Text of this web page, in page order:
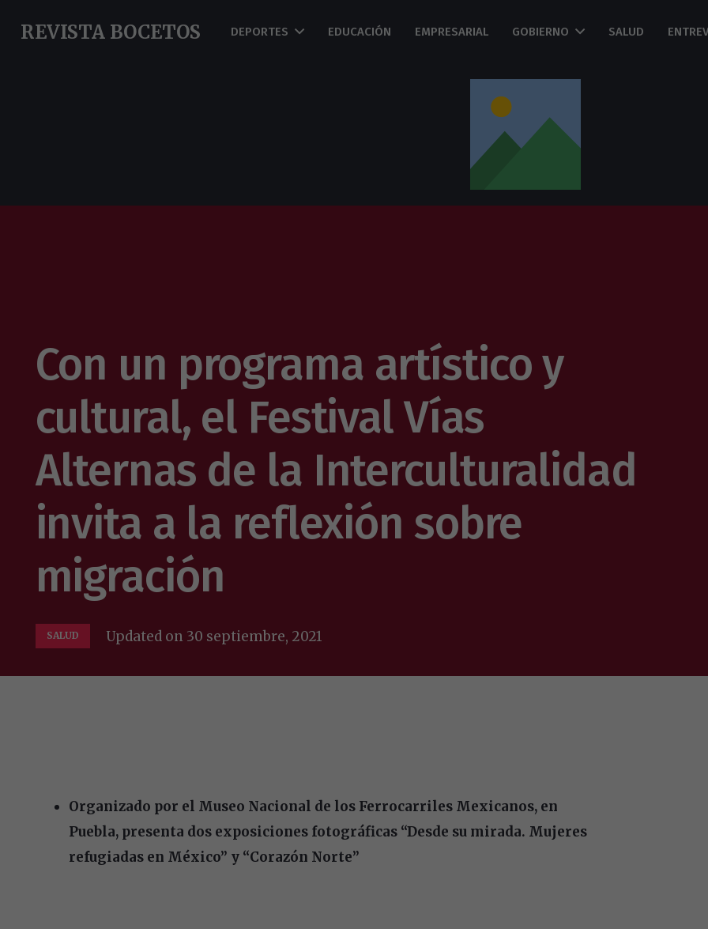
REVISTA BOCETOS DEPORTES EDUCACIÓN EMPRESARIAL GOBIERNO SALUD
Con un programa artístico y
cultural, el Festival Vías
Alternas de la Interculturalidad
invita a la reflexión sobre
migración
SALUD Updated on 30 septiembre, 2021
Organizado por el Museo Nacional de los Ferrocarriles Mexicanos, en
Puebla, presenta dos exposiciones fotográficas “Desde su mirada. Mujeres
refugiadas en México” y “Corazón Norte”